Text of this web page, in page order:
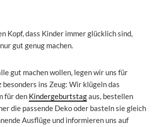
Kopf, dass Kinder immer glücklich sind,
gut genug machen.
gut machen wollen, legen wir uns für
besonders ins Zeug: Wir klügeln das
für den Kindergeburtstagaus, bestellen
die passende Deko oder basteln sie gleich
Ausflüge und informieren uns auf